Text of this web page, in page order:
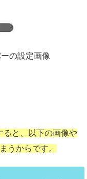
の設定画像
ると、以下の画像や
うからです。